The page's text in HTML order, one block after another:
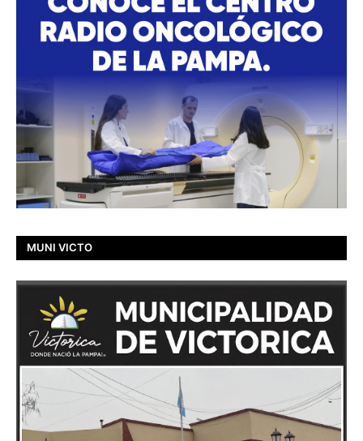
MUNI VICTO